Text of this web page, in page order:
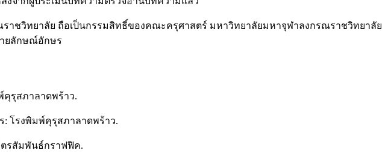
ชวิทยาลัย ถือเป็นกรรมสิทธิ์ของคณะครุศาสตร์ มหาวิทยาลัยมหาจุฬาลงกรณราชวิทยาลัย
ยลักษณ์อักษร
คุรุสภาลาดพร้าว.
: โรงพิมพ์คุรุสภาลาดพร้าว.
ตรสัมพันธ์กราฟฟิค.